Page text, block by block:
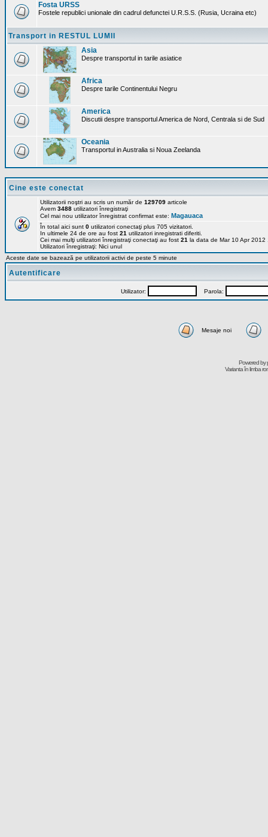
Fosta URSS
Fostele republici unionale din cadrul defunctei U.R.S.S. (Rusia, Ucraina etc)
Transport in RESTUL LUMII
Asia
Despre transportul in tarile asiatice
Africa
Despre tarile Continentului Negru
America
Discutii despre transportul America de Nord, Centrala si de Sud
Oceania
Transportul in Australia si Noua Zeelanda
Cine este conectat
Utilizatorii noştri au scris un număr de 129709 articole
Avem 3488 utilizatori înregistraţi
Cel mai nou utilizator înregistrat confirmat este: Magauaca
În total aici sunt 0 utilizatori conectaţi plus 705 vizitatori.
In ultimele 24 de ore au fost 21 utilizatori inregistrati diferiti.
Cei mai mulţi utilizatori înregistraţi conectaţi au fost 21 la data de Mar 10 Apr 2012
Utilizatori înregistraţi: Nici unul
Aceste date se bazează pe utilizatorii activi de peste 5 minute
Autentificare
Utilizator: Parola:
Mesaje noi
Powered by
Varianta în limba